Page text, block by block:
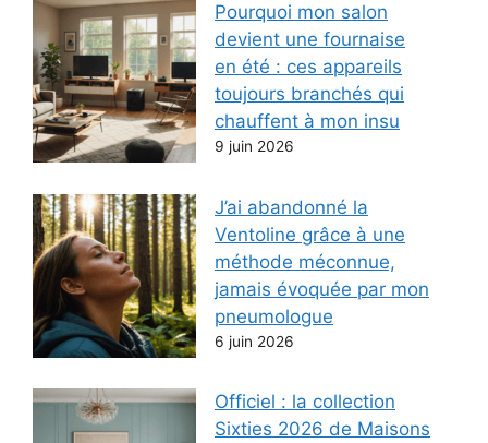
Pourquoi mon salon
devient une fournaise
en été : ces appareils
toujours branchés qui
chauffent à mon insu
9 juin 2026
J’ai abandonné la
Ventoline grâce à une
méthode méconnue,
jamais évoquée par mon
pneumologue
6 juin 2026
Officiel : la collection
Sixties 2026 de Maisons